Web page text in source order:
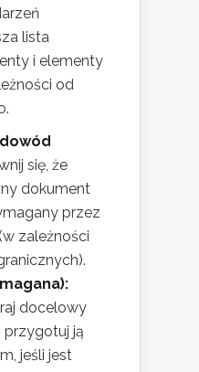
lista
i elementy
od
się, że
dokument
przez
zależności
docelowy
ją
jeśli jest